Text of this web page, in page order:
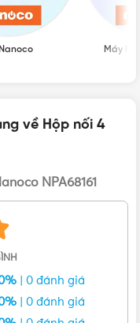
NPA68161
Máy
về Hộp nối 4
NPA68161
| 0 đánh giá
| 0 đánh giá